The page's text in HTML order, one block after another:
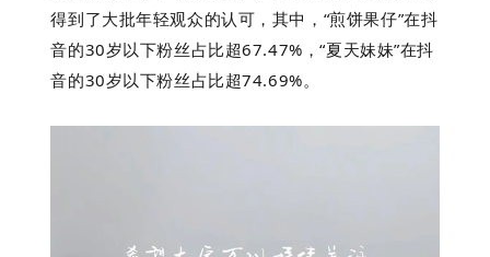
得到了大批年轻观众的认可，其中，“煎饼果仔”在抖
音的30岁以下粉丝占比超67.47%，“夏天妹妹”在抖
音的30岁以下粉丝占比超74.69%。